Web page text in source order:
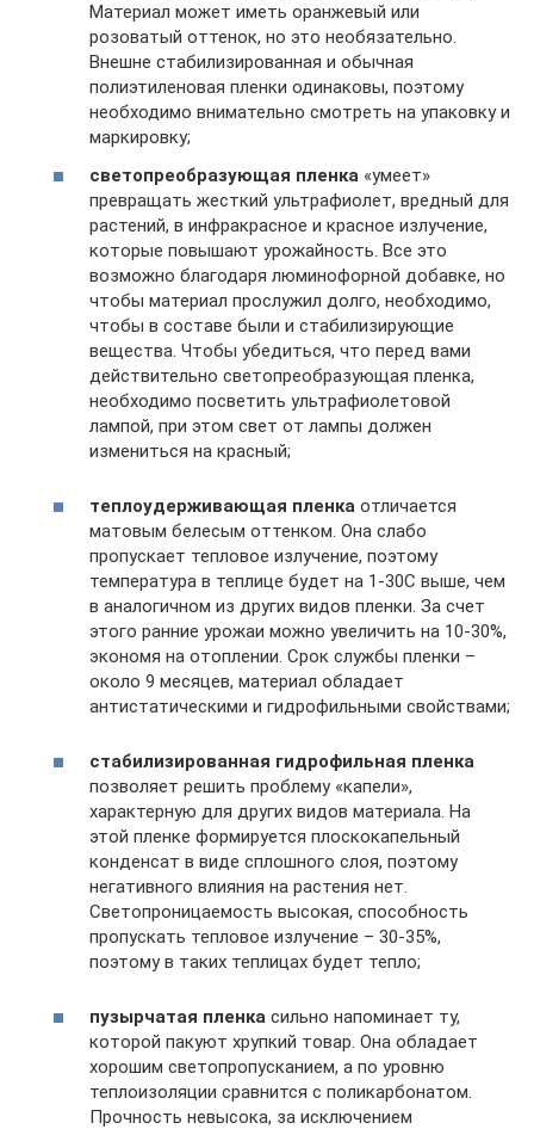
Материал может иметь оранжевый или
розоватый оттенок, но это необязательно.
Внешне стабилизированная и обычная
полиэтиленовая пленки одинаковы, поэтому
необходимо внимательно смотреть на упаковку и
маркировку;
светопреобразующая пленка «умеет»
превращать жесткий ультрафиолет, вредный для
растений, в инфракрасное и красное излучение,
которые повышают урожайность. Все это
возможно благодаря люминофорной добавке, но
чтобы материал прослужил долго, необходимо,
чтобы в составе были и стабилизирующие
вещества. Чтобы убедиться, что перед вами
действительно светопреобразующая пленка,
необходимо посветить ультрафиолетовой
лампой, при этом свет от лампы должен
измениться на красный;
теплоудерживающая пленка отличается
матовым белесым оттенком. Она слабо
пропускает тепловое излучение, поэтому
температура в теплице будет на 1-30С выше, чем
в аналогичном из других видов пленки. За счет
этого ранние урожаи можно увеличить на 10-30%,
экономя на отоплении. Срок службы пленки –
около 9 месяцев, материал обладает
антистатическими и гидрофильными свойствами;
стабилизированная гидрофильная пленка
позволяет решить проблему «капели»,
характерную для других видов материала. На
этой пленке формируется плоскокапельный
конденсат в виде сплошного слоя, поэтому
негативного влияния на растения нет.
Светопроницаемость высокая, способность
пропускать тепловое излучение – 30-35%,
поэтому в таких теплицах будет тепло;
пузырчатая пленка сильно напоминает ту,
которой пакуют хрупкий товар. Она обладает
хорошим светопропусканием, а по уровню
теплоизоляции сравнится с поликарбонатом.
Прочность невысока, за исключением